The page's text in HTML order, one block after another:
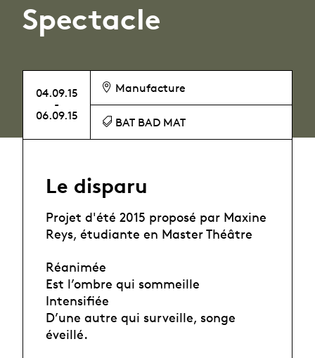
Spectacle
04.09.15
-
06.09.15
Manufacture
BAT BAD MAT
Le disparu
Projet d'été 2015 proposé par Maxine
Reys, étudiante en Master Théâtre
Réanimée
Est l’ombre qui sommeille
Intensifiée
D’une autre qui surveille, songe
éveillé.